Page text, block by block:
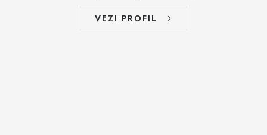
VEZI PROFIL